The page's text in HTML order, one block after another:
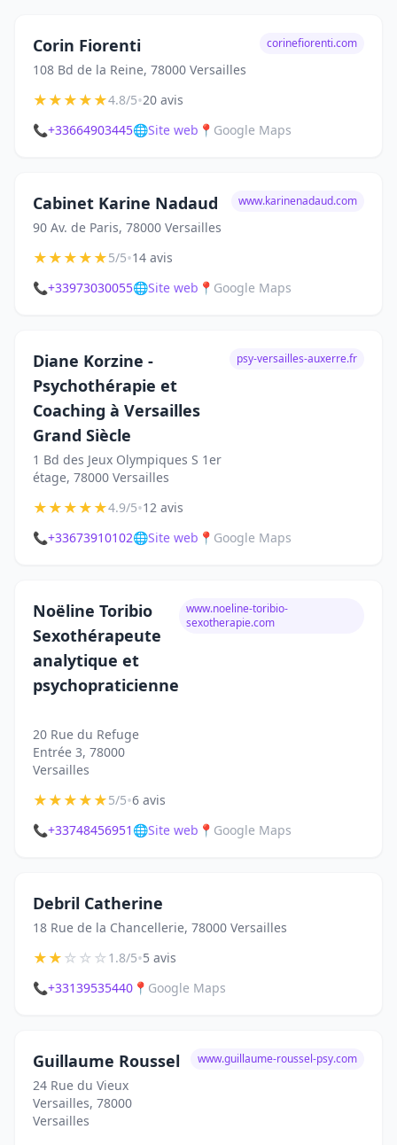
Corin Fiorenti
108 Bd de la Reine, 78000 Versailles
corinefiorenti.com
★★★★★4.8/5•20 avis
📞+33664903445🌐Site web 📍 Google Maps
Cabinet Karine Nadaud
90 Av. de Paris, 78000 Versailles
www.karinenadaud.com
★★★★★5/5•14 avis
📞+33973030055🌐Site web 📍 Google Maps
Diane Korzine -
Psychothérapie et
Coaching à Versailles
Grand Siècle
1 Bd des Jeux Olympiques S 1er
étage, 78000 Versailles
psy-versailles-auxerre.fr
★★★★★4.9/5•12 avis
📞+33673910102🌐Site web 📍 Google Maps
Noëline Toribio
Sexothérapeute
analytique et
psychopraticienne
20 Rue du Refuge
Entrée 3, 78000
Versailles
www.noeline-toribio-
sexotherapie.com
★★★★★5/5•6 avis
📞+33748456951 🌐Site web 📍 Google Maps
Debril Catherine
18 Rue de la Chancellerie, 78000 Versailles
★★☆☆☆1.8/5•5 avis
📞+33139535440 📍 Google Maps
Guillaume Roussel
24 Rue du Vieux
Versailles, 78000
Versailles
www.guillaume-roussel-psy.com